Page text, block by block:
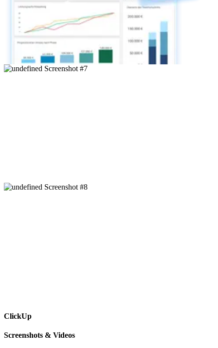
ClickUp
Screenshots & Videos